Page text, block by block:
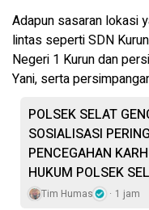
Adapun sasaran lokasi
lintas seperti SDN
Negeri 1 Kurun dan
Yani, serta
POLSEK SELAT
SOSIALISASI
PENCEGAHAN
HUKUM POLSEK
Tim Humas 1 jam